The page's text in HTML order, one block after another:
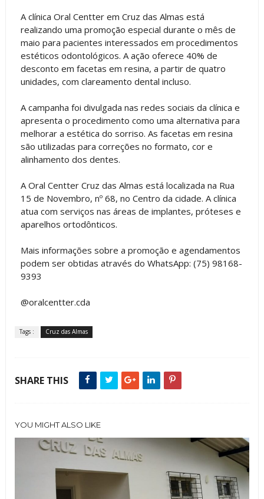
A clínica Oral Centter em Cruz das Almas está
realizando uma promoção especial durante o mês de
maio para pacientes interessados em procedimentos
estéticos odontológicos. A ação oferece 40% de
desconto em facetas em resina, a partir de quatro
unidades, com clareamento dental incluso.
A campanha foi divulgada nas redes sociais da clínica e
apresenta o procedimento como uma alternativa para
melhorar a estética do sorriso. As facetas em resina
são utilizadas para correções no formato, cor e
alinhamento dos dentes.
A Oral Centter Cruz das Almas está localizada na Rua
15 de Novembro, nº 68, no Centro da cidade. A clínica
atua com serviços nas áreas de implantes, próteses e
aparelhos ortodônticos.
Mais informações sobre a promoção e agendamentos
podem ser obtidas através do WhatsApp: (75) 98168-
9393
@oralcentter.cda
Tags : Cruz das Almas
SHARE THIS
YOU MIGHT ALSO LIKE